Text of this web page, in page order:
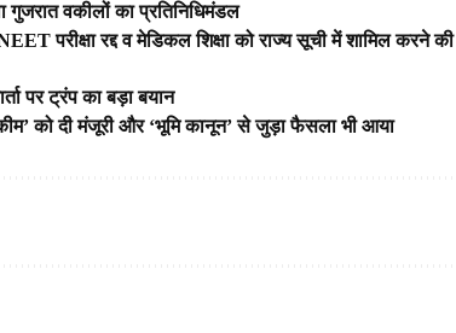
वकीलों का प्रतिनिधिमंडल
परीक्षा रद्द व मेडिकल शिक्षा को राज्य सूची में शामिल करने की
पर ट्रंप का बड़ा बयान
को दी मंजूरी और ‘भूमि कानून’ से जुड़ा फैसला भी आया